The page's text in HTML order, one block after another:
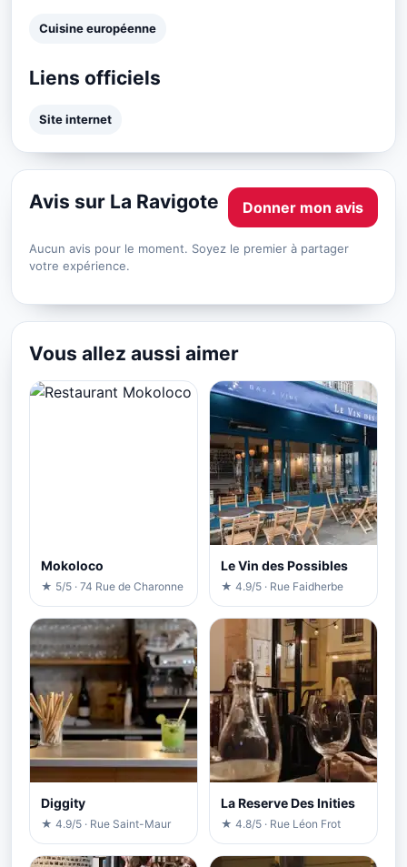
Cuisine européenne
Liens officiels
Site internet
Avis sur La Ravigote Donner mon avis
Aucun avis pour le moment. Soyez le premier à partager
votre expérience.
Vous allez aussi aimer
Mokoloco
★ 5/5 · 74 Rue de Charonne
Le Vin des Possibles
★ 4.9/5 · Rue Faidherbe
Diggity
★ 4.9/5 · Rue Saint-Maur
La Reserve Des Inities
★ 4.8/5 · Rue Léon Frot